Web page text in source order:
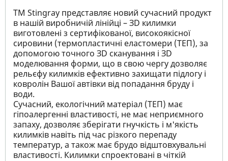
ТМ Stingray представляє новий сучасний продукт
в нашій виробничій лінійці – ЗD килимки
виготовлені з сертифікованої, високоякісної
сировини (термопластичні еластомери (ТЕП), за
допомогою точного ЗD сканування і ЗD
моделювання форми, що в свою чергу дозволяє
рельєфу килимків ефективно захищати підлогу і
ковролін Вашої автівки від попадання бруду і
води.
Сучасний, екологічний матеріал (ТЕП) має
гіпоалергенні властивості, не має неприємного
запаху, дозволяє зберігати гнучкість і м'якість
килимків навіть під час різкого перепаду
температур, а також має брудо відштовхувальні
властивості. Килимки спроектовані в чіткій